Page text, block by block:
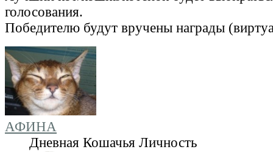
голосования.
Победителю будут вручены награды
АФИНА
Дневная Кошачья Личность